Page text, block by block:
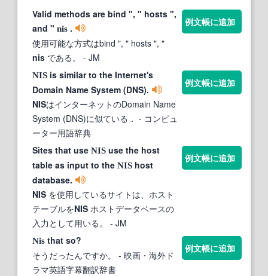
Valid methods are bind ", " hosts ",
and " nis .
使用可能な方式はbind ", " hosts ", "
nis である。 - JM
例文帳に追加
NIS is similar to the Internet's
Domain Name System (DNS).
NISはインターネットのDomain Name
System (DNS)に似ている． - コンピュ
ーター用語辞典
例文帳に追加
Sites that use NIS use the host
table as input to the NIS host
database.
NIS を使用しているサイトは、ホスト
テーブルをNIS ホストデータベースの
入力として用いる。
- JM
例文帳に追加
Nis that so?
そうだったんですか。
- 映画・海外ド
ラマ英語字幕翻訳辞書
例文帳に追加